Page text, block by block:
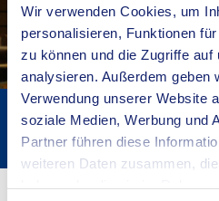
Wir verwenden Cookies, um
personalisieren, Funktionen
zu können und die Zugriffe auf
analysieren. Außerdem geben
Verwendung unserer Website
soziale Medien, Werbung und
Partner führen diese
weiteren Daten zusammen,
Kreisverwaltung A-Z
Bildungsberichterstattung